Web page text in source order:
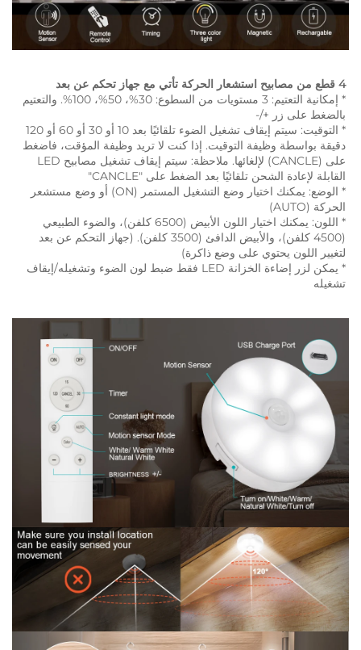
4 قطع من مصابيح استشعار الحركة تأتي مع جهاز تحكم عن بعد
بالضغط على زر +/-
القابلة لإعادة الشحن تلقائيًا بعد الضغط على "CANCLE"
الحركة (AUTO)
لتغيير اللون يحتوي على وضع ذاكرة)
تشغيله